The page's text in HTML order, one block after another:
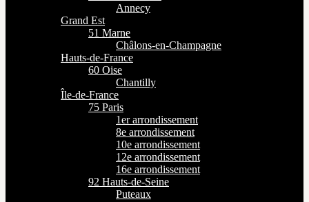
Annecy
Grand Est
51 Marne
Châlons-en-Champagne
Hauts-de-France
60 Oise
Chantilly
Île-de-France
75 Paris
1er arrondissement
8e arrondissement
10e arrondissement
12e arrondissement
16e arrondissement
92 Hauts-de-Seine
Puteaux